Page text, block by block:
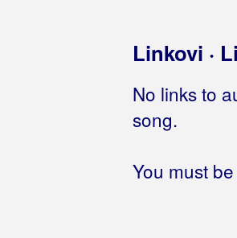
Linkovi ·
No links to
song.
You must